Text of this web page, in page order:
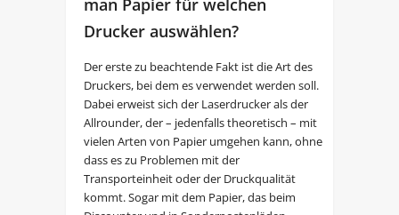
man Papier für welchen
Drucker auswählen?
Der erste zu beachtende Fakt ist die Art des
Druckers, bei dem es verwendet werden soll.
Dabei erweist sich der Laserdrucker als der
Allrounder, der – jedenfalls theoretisch – mit
vielen Arten von Papier umgehen kann, ohne
dass es zu Problemen mit der
Transporteinheit oder der Druckqualität
kommt. Sogar mit dem Papier, das beim